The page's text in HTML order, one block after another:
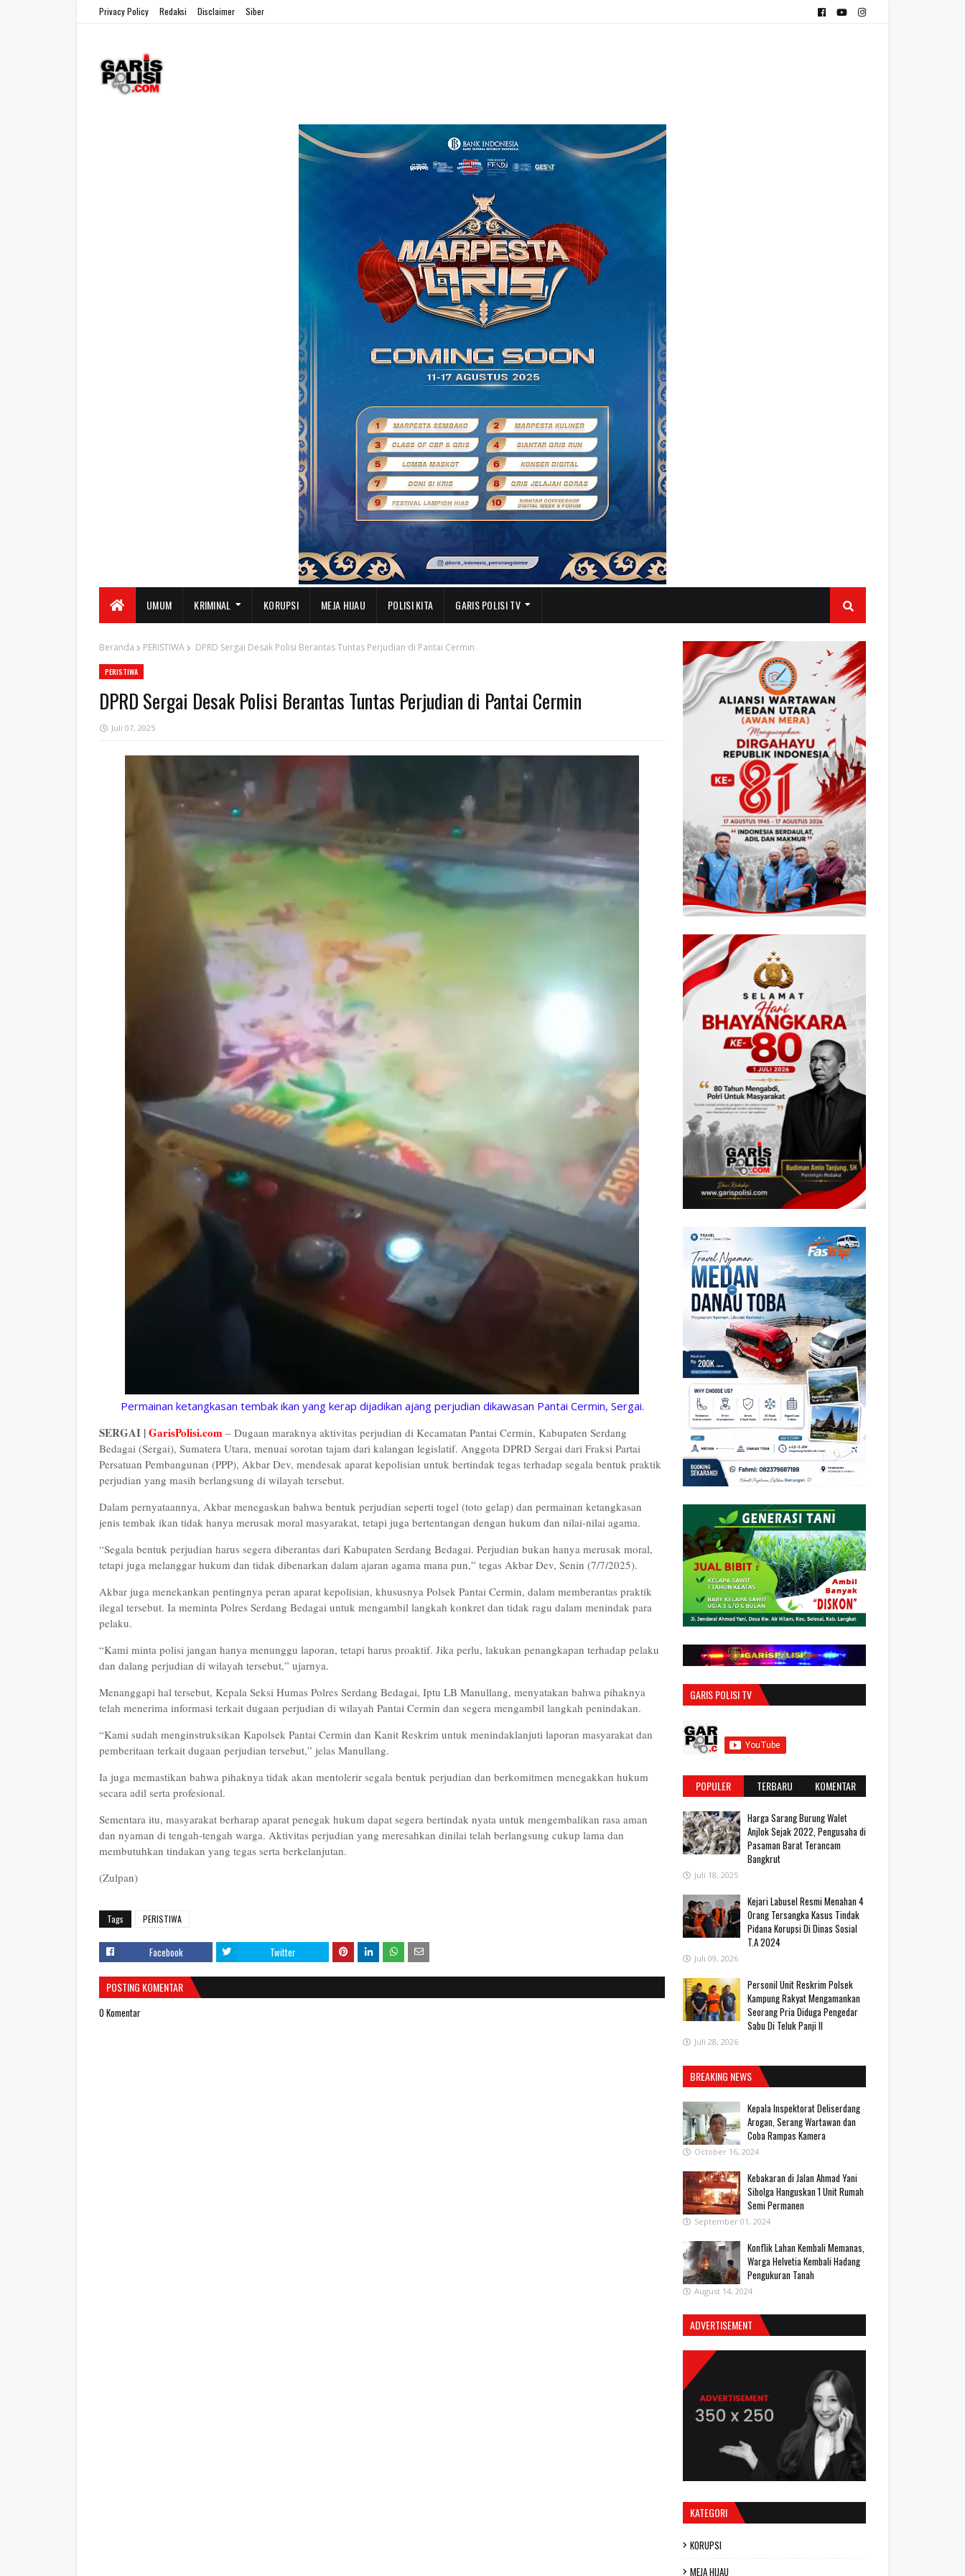
Privacy Policy Redaksi Disclaimer Siber
UMUM KRIMINAL KORUPSI MEJA HIJAU POLISI KITA GARIS POLISI TV
Beranda PERISTIWA DPRD Sergai Desak Polisi Berantas Tuntas Perjudian di Pantai Cermin
PERISTIWA
DPRD Sergai Desak Polisi Berantas Tuntas Perjudian di Pantai Cermin
Juli 07, 2025
Permainan ketangkasan tembak ikan yang kerap dijadikan ajang perjudian dikawasan Pantai Cermin, Sergai.
SERGAI |GarisPolisi.com – Dugaan maraknya aktivitas perjudian di Kecamatan Pantai Cermin, Kabupaten Serdang
Bedagai (Sergai), Sumatera Utara, menuai sorotan tajam dari kalangan legislatif. Anggota DPRD Sergai dari Fraksi Partai
Persatuan Pembangunan (PPP), Akbar Dev, mendesak aparat kepolisian untuk bertindak tegas terhadap segala bentuk praktik
perjudian yang masih berlangsung di wilayah tersebut.
Dalam pernyataannya, Akbar menegaskan bahwa bentuk perjudian seperti togel (toto gelap) dan permainan ketangkasan
jenis tembak ikan tidak hanya merusak moral masyarakat, tetapi juga bertentangan dengan hukum dan nilai-nilai agama.
“Segala bentuk perjudian harus segera diberantas dari Kabupaten Serdang Bedagai. Perjudian bukan hanya merusak moral,
tetapi juga melanggar hukum dan tidak dibenarkan dalam ajaran agama mana pun,” tegas Akbar Dev, Senin (7/7/2025).
Akbar juga menekankan pentingnya peran aparat kepolisian, khususnya Polsek Pantai Cermin, dalam memberantas praktik
ilegal tersebut. Ia meminta Polres Serdang Bedagai untuk mengambil langkah konkret dan tidak ragu dalam menindak para
pelaku.
“Kami minta polisi jangan hanya menunggu laporan, tetapi harus proaktif. Jika perlu, lakukan penangkapan terhadap pelaku
dan dalang perjudian di wilayah tersebut,” ujarnya.
Menanggapi hal tersebut, Kepala Seksi Humas Polres Serdang Bedagai, Iptu LB Manullang, menyatakan bahwa pihaknya
telah menerima informasi terkait dugaan perjudian di wilayah Pantai Cermin dan segera mengambil langkah penindakan.
“Kami sudah menginstruksikan Kapolsek Pantai Cermin dan Kanit Reskrim untuk menindaklanjuti laporan masyarakat dan
pemberitaan terkait dugaan perjudian tersebut,” jelas Manullang.
Ia juga memastikan bahwa pihaknya tidak akan mentolerir segala bentuk perjudian dan berkomitmen menegakkan hukum
secara adil serta profesional.
Sementara itu, masyarakat berharap aparat penegak hukum dapat segera bertindak nyata untuk mengembalikan rasa aman
dan nyaman di tengah-tengah warga. Aktivitas perjudian yang meresahkan dinilai telah berlangsung cukup lama dan
membutuhkan tindakan yang tegas serta berkelanjutan.
(Zulpan)
Tags PERISTIWA
Facebook Twitter
POSTING KOMENTAR
0 Komentar
GARIS POLISI TV
POPULER TERBARU KOMENTAR
Harga Sarang Burung Walet
Anjlok Sejak 2022, Pengusaha di
Pasaman Barat Terancam
Bangkrut
Juli 18, 2025
‎Kejari Labusel Resmi Menahan 4
Orang Tersangka Kasus Tindak
Pidana Korupsi Di Dinas Sosial
T.A 2024
Juli 09, 2026
Personil Unit Reskrim Polsek
Kampung Rakyat Mengamankan
Seorang Pria Diduga Pengedar
Sabu Di Teluk Panji II
Juli 28, 2026
BREAKING NEWS
Kepala Inspektorat Deliserdang
Arogan, Serang Wartawan dan
Coba Rampas Kamera
October 16, 2024
Kebakaran di Jalan Ahmad Yani
Sibolga Hanguskan 1 Unit Rumah
Semi Permanen
September 01, 2024
Konflik Lahan Kembali Memanas,
Warga Helvetia Kembali Hadang
Pengukuran Tanah
August 14, 2024
ADVERTISEMENT
KATEGORI
KORUPSI
MEJA HIJAU